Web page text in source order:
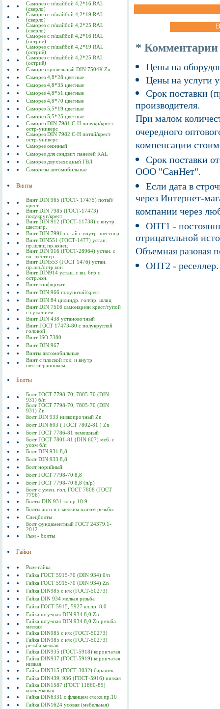
Саморез с п/шайбой 4,2*16 RAL
(сверло)
Саморез с п/шайбой 4,2*19 RAL
(сверло)
Саморез с п/шайбой 4,2*25 RAL
(сверло)
Саморез с п/шайбой 4,2*16 RAL
(остриё)
Саморез с п/шайбой 4,2*19 RAL
(остриё)
Саморез с п/шайбой 4,2*25 RAL
(остриё)
Саморез кровельный DIN 7504К Zn
Саморез 4,8*28 цветные
Саморез 4,8*35 цветные
Саморез 4,8*51 цветные
Саморез 4,8*70 цветные
Саморез 5,5*19 цветные
Саморез 5,5*25 цветные
Саморез DIN 7981 C-Н полукр/крест
остр-универс
Саморез DIN 7982 C-Н потай/крест
остр-универс
Саморез оконный
Саморез для сэндвич панелей RAL
Саморез двухзаходный ГВЛ
Саморезы автомобильные
Винты
Винт DIN 965 (ГОСТ- 17475) потай/
крест
Винт DIN 7985 (ГОСТ-17473)
полукруг/крест
Винт DIN 912 (ГОСТ-11738) с внутр.
шестигр.
Винт DIN 7991 потай с внутр. шестигр.
Винт DIN551 (ГОСТ-1477) устан.
пр.шлиц пр.конец
Винт DIN 916 (ГОСТ-28964) устан. с
вн. шестигр
Винт DIN553 (ГОСТ 1476) устан.
пр.шл./остр.кон
Винт DIN914 устан. с вн. 6гр с
остр.кон.
Винт конфирмат
Винт DIN 966 полупотай/крест
Винт DIN 84 цилиндр. гол/пр. шлиц
Винт DIN 7516 самонарезн крест/тупой
с сужением
Винт DIN 438 установочный
Винт ГОСТ 17473-80 c полукруглой
головой
Винт ISO 7380
Винт DIN 967
Винты автомобильные
Винт с плоской гол. и внутр.
шестигранником
Болты
Болт ГОСТ 7798-70, 7805-70 (DIN
931) б/п
Болт ГОСТ 7798-70, 7805-70 (DIN
931) Zn
Болт DIN 933 низкопрочный Zn
Болт DIN 603 ( ГОСТ 7802-81 ) Zn
Болт ГОСТ 7786-81 лемешный
Болт ГОСТ 7801-81 (DIN 607) меб. с
усом б/п
Болт DIN 931 8,8
Болт DIN 933 8,8
Болт норийный
Болт ГОСТ 7798-70 8,8
Болт ГОСТ 7798-70 8,8 (п/р)
Болт с умен. гол. ГОСТ 7808 (ГОСТ
7796)
Болты DIN 931 кл.пр.10.9
Болты авто и с мелким шагом резьбы
Спецболты
Болт фундаментный ГОСТ 24379.1-
2012
Рым - болты
Гайки
Рым-гайка
Гайка ГОСТ 5915-70 (DIN 934) б/п
Гайка ГОСТ 5915-70 (DIN 934) Zn
Гайка DIN985 с н/к (ГОСТ-50273)
Гайка DIN 934 мелкая резьба
Гайка ГОСТ 5915, 5927 кл.пр. 8,0
Гайка штучная DIN 934 8,0 Zn
Гайка штучная DIN 934 8,0 Zn резьба
мелкая
Гайка DIN985 с н/к (ГОСТ-50273)
Гайка DIN985 с н/к (ГОСТ-50273)
резьба мелкая
Гайка DIN935 (ГОСТ-5918) корончатая
Гайка DIN937 (ГОСТ-5919) корончатая
низкая
Гайка DIN315 (ГОСТ-3032) барашек
Гайка DIN439, 936 (ГОСТ-5916) низкая
Гайка DIN1587 (ГОСТ 11860-85)
колпачковая
Гайка DIN6331 с фланцем с/к кл.пр.10
Гайка DIN1624 усовая (мебельная)
* Комментарии
Цены на
Цены на услуги
Срок поставки
производителя.
При малом
очередного
компенсации
Срок поставки
ООО "СанНет".
Если дата в
через Интернет-
компании через
ОПТ1 -
отрицательной
Объемная разовая
ОПТ2 -